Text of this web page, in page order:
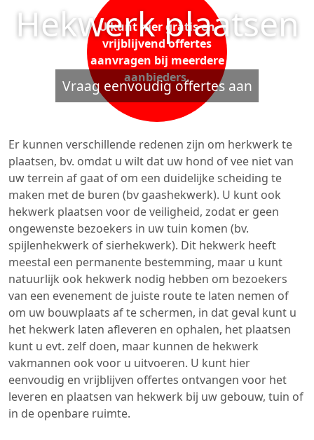
Hekwerk plaatsen
Vraag eenvoudig offertes aan
U kunt hier gratis en
vrijblijvend offertes
aanvragen bij meerdere
aanbieders.
Er kunnen verschillende redenen zijn om herkwerk te
plaatsen, bv. omdat u wilt dat uw hond of vee niet van
uw terrein af gaat of om een duidelijke scheiding te
maken met de buren (bv gaashekwerk). U kunt ook
hekwerk plaatsen voor de veiligheid, zodat er geen
ongewenste bezoekers in uw tuin komen (bv.
spijlenhekwerk of sierhekwerk). Dit hekwerk heeft
meestal een permanente bestemming, maar u kunt
natuurlijk ook hekwerk nodig hebben om bezoekers
van een evenement de juiste route te laten nemen of
om uw bouwplaats af te schermen, in dat geval kunt u
het hekwerk laten afleveren en ophalen, het plaatsen
kunt u evt. zelf doen, maar kunnen de hekwerk
vakmannen ook voor u uitvoeren. U kunt hier
eenvoudig en vrijblijven offertes ontvangen voor het
leveren en plaatsen van hekwerk bij uw gebouw, tuin of
in de openbare ruimte.